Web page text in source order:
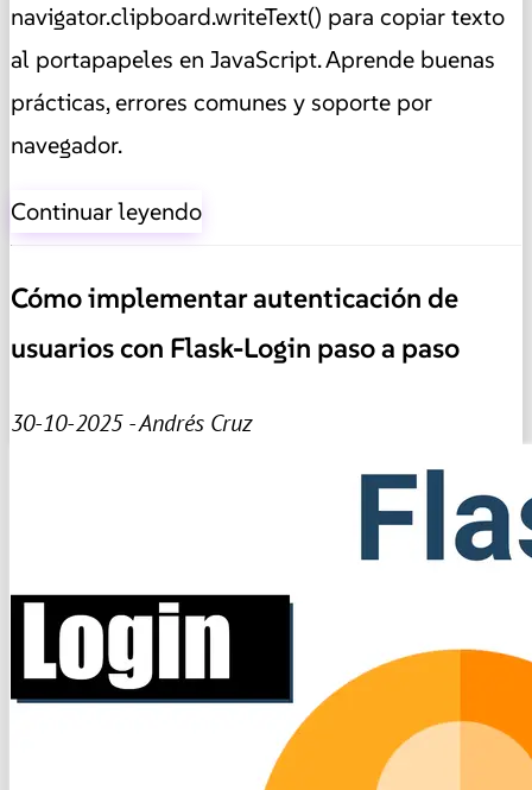
navigator.clipboard.writeText() para copiar texto
al portapapeles en JavaScript. Aprende buenas
prácticas, errores comunes y soporte por
navegador.
Continuar leyendo
Cómo implementar autenticación de
usuarios con Flask-Login paso a paso
30-10-2025 - Andrés Cruz